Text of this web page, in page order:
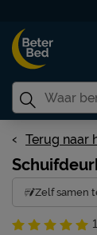
Terug naar
Zelf samen
1